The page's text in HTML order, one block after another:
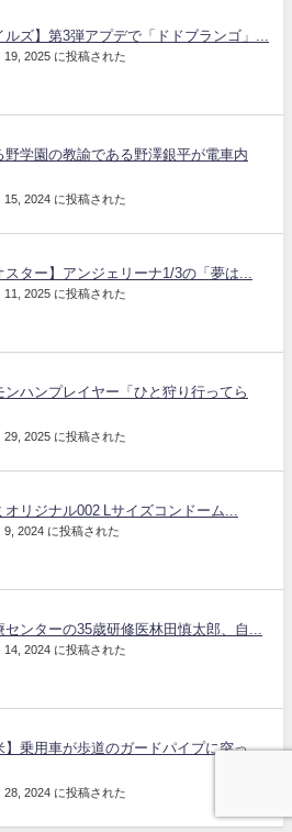
ルズ】第3弾アプデで「ドドブランゴ」...
19, 2025 に投稿された
野学園の教諭である野澤銀平が電車内
15, 2024 に投稿された
スター】アンジェリーナ1/3の「夢は...
11, 2025 に投稿された
ンハンプレイヤー「ひと狩り行ってら
29, 2025 に投稿された
オリジナル002 Lサイズコンドーム...
9, 2024 に投稿された
ンターの35歳研修医林田慎太郎、自...
14, 2024 に投稿された
】乗用車が歩道のガードパイプに突っ
28, 2024 に投稿された